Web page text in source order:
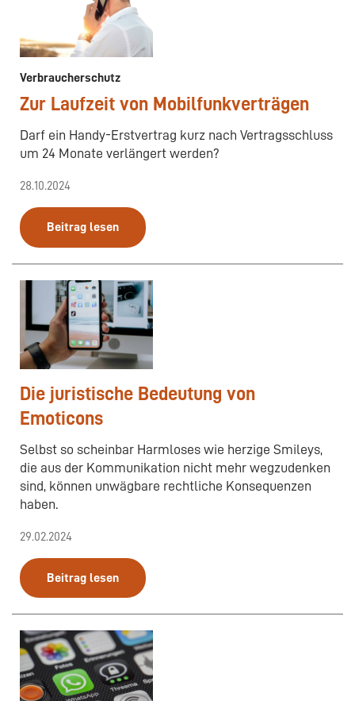
Verbraucherschutz
Zur Laufzeit von Mobilfunkverträgen
Darf ein Handy-Erstvertrag kurz nach Vertragsschluss
um 24 Monate verlängert werden?
28.10.2024
Beitrag lesen
Die juristische Bedeutung von
Emoticons
Selbst so scheinbar Harmloses wie herzige Smileys,
die aus der Kommunikation nicht mehr wegzudenken
sind, können unwägbare rechtliche Konsequenzen
haben.
29.02.2024
Beitrag lesen